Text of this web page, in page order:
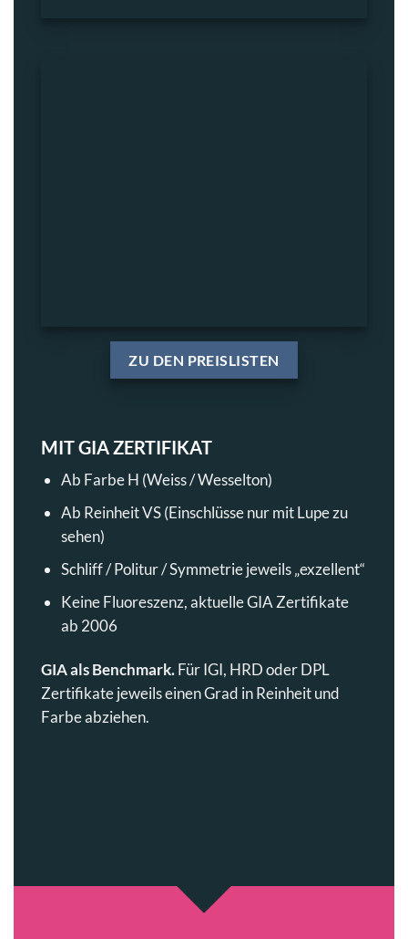
ZU DEN PREISLISTEN
MIT GIA ZERTIFIKAT
Ab Farbe H (Weiss / Wesselton)
Ab Reinheit VS (Einschlüsse nur mit Lupe zu
sehen)
Schliff / Politur / Symmetrie jeweils „exzellent“
Keine Fluoreszenz, aktuelle GIA Zertifikate
ab 2006
GIA als Benchmark.Für IGI, HRD oder DPL
Zertifikate jeweils einen Grad in Reinheit und
Farbe abziehen.